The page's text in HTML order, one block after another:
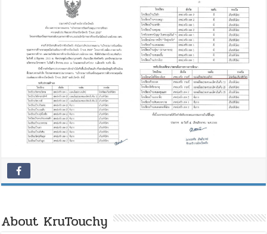
About KruTouchy